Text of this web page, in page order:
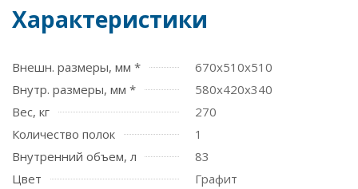
Характеристики
Внешн. размеры, мм *
670x510x510
Внутр. размеры, мм *
580x420x340
Вес, кг
270
Количество полок
1
Внутренний объем, л
83
Цвет
Графит